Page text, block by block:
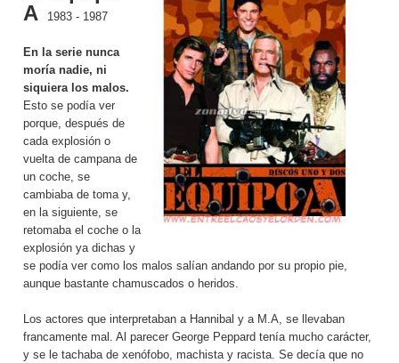
A
1983 - 1987
En la serie nunca
moría nadie, ni
siquiera los malos.
Esto se podía ver
porque, después de
cada explosión o
vuelta de campana de
un coche, se
cambiaba de toma y,
en la siguiente, se
retomaba el coche o la
explosión ya dichas y
se podía ver como los malos salían andando por su propio pie,
aunque bastante chamuscados o heridos.
Los actores que interpretaban a Hannibal y a M.A, se llevaban
francamente mal. Al parecer George Peppard tenía mucho carácter,
y se le tachaba de xenófobo, machista y racista. Se decía que no